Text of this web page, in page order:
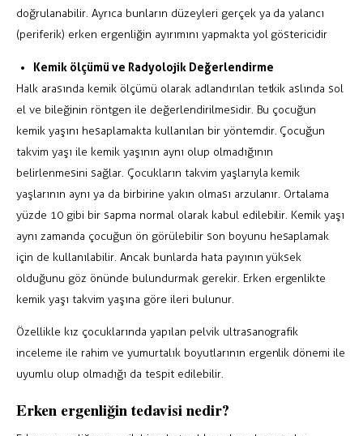
doğrulanabilir. Ayrıca bunların düzeyleri gerçek ya da yalancı
(periferik) erken ergenliğin ayırımını yapmakta yol göstericidir
Kemik ölçümü ve Radyolojik Değerlendirme
Halk arasında kemik ölçümü olarak adlandırılan tetkik aslında sol
el ve bileğinin röntgen ile değerlendirilmesidir. Bu çocuğun
kemik yaşını hesaplamakta kullanılan bir yöntemdir. Çocuğun
takvim yaşı ile kemik yaşının aynı olup olmadığının
belirlenmesini sağlar. Çocukların takvim yaşlarıyla kemik
yaşlarının aynı ya da birbirine yakın olması arzulanır. Ortalama
yüzde 10 gibi bir sapma normal olarak kabul edilebilir. Kemik yaşı
aynı zamanda çocuğun ön görülebilir son boyunu hesaplamak
için de kullanılabilir. Ancak bunlarda hata payının yüksek
olduğunu göz önünde bulundurmak gerekir. Erken ergenlikte
kemik yaşı takvim yaşına göre ileri bulunur.
Özellikle kız çocuklarında yapılan pelvik ultrasanografik
inceleme ile rahim ve yumurtalık boyutlarının ergenlik dönemi ile
uyumlu olup olmadığı da tespit edilebilir.
Erken ergenliğin tedavisi nedir?